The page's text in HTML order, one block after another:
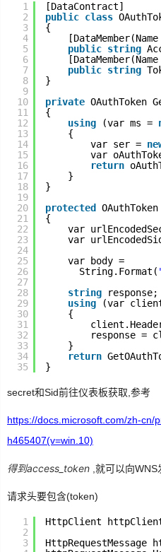
教
Unity3D
SignalR
ASP.NET
Win10
1
2
3
4
5
6
7
8
9
10
11
12
13
14
15
16
17
18
19
20
21
22
23
24
25
26
27
28
29
30
31
32
33
34
35
[DataContract]
public class
{
public string
public string
}
private OAuthToken
{
using
(var ms =
{
var ser =
var
return
}
}
protected
{
var
var
var body =
String.Format(
string
response;
using
(var
{
response =
}
return
}
secret和Sid前往仪表板获取,参考
https://docs.microsoft.com/zh-cn/
h465407(v=win.10)
得到access_token ,就可以向
请求头要包含(token)
1
2
3
HttpClient
HttpRequestMessage